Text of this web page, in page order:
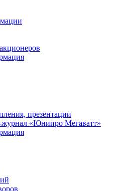
презентации
«Юнипро Мегаватт»